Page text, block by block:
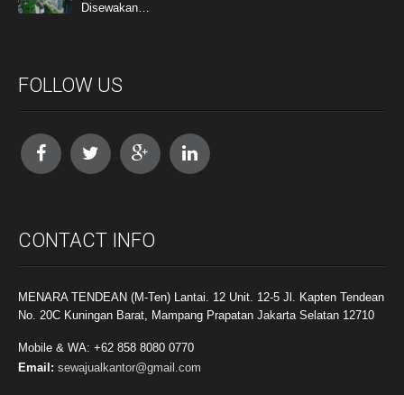
Disewakan…
FOLLOW US
CONTACT INFO
MENARA TENDEAN (M-Ten) Lantai. 12 Unit. 12-5 Jl. Kapten Tendean
No. 20C Kuningan Barat, Mampang Prapatan Jakarta Selatan 12710
Mobile & WA: +62 858 8080 0770
Email: sewajualkantor@gmail.com